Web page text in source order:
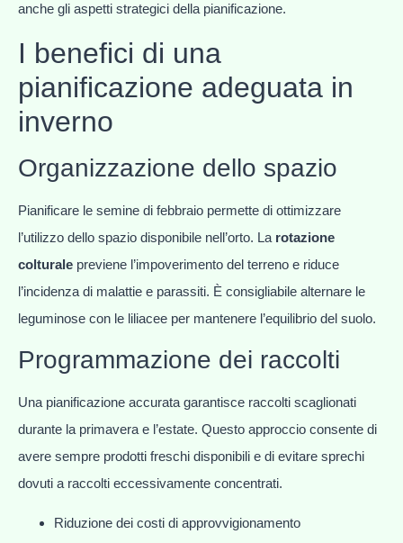
anche gli aspetti strategici della pianificazione.
I benefici di una
pianificazione adeguata in
inverno
Organizzazione dello spazio
Pianificare le semine di febbraio permette di ottimizzare
l’utilizzo dello spazio disponibile nell’orto. La rotazione
colturale previene l’impoverimento del terreno e riduce
l’incidenza di malattie e parassiti. È consigliabile alternare le
leguminose con le liliacee per mantenere l’equilibrio del suolo.
Programmazione dei raccolti
Una pianificazione accurata garantisce raccolti scaglionati
durante la primavera e l’estate. Questo approccio consente di
avere sempre prodotti freschi disponibili e di evitare sprechi
dovuti a raccolti eccessivamente concentrati.
Riduzione dei costi di approvvigionamento